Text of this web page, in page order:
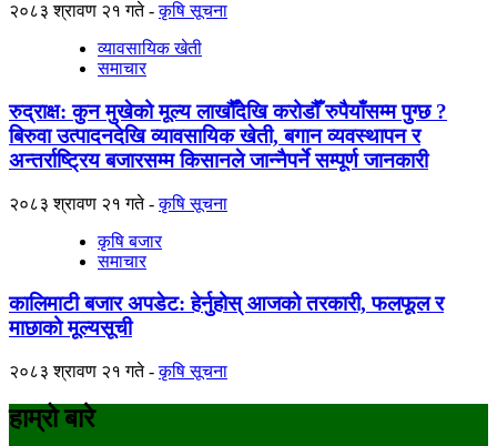
२०८३ श्रावण २१ गते
कृषि सूचना
व्यावसायिक खेती
समाचार
रुद्राक्ष: कुन मुखेको मूल्य लाखौँदेखि करोडौँ रुपैयाँसम्म पुग्छ ?
बिरुवा उत्पादनदेखि व्यावसायिक खेती, बगान व्यवस्थापन र
अन्तर्राष्ट्रिय बजारसम्म किसानले जान्नैपर्ने सम्पूर्ण जानकारी
२०८३ श्रावण २१ गते
कृषि सूचना
कृषि बजार
समाचार
कालिमाटी बजार अपडेट: हेर्नुहोस् आजको तरकारी, फलफूल र
माछाको मूल्यसूची
२०८३ श्रावण २१ गते कृषि सूचना
हाम्रो बारे